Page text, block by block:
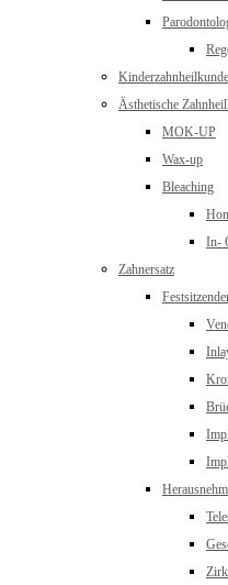
Kinderzahnheilkunde
Ästhetische
MOK-UP
Wax-up
Bleaching
In-
Zahnersatz